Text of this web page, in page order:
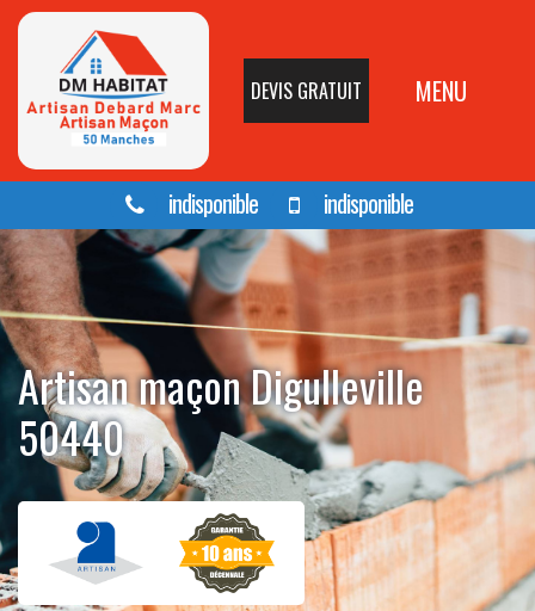
DEVIS GRATUIT MENU
indisponible indisponible
Artisan maçon Digulleville
50440